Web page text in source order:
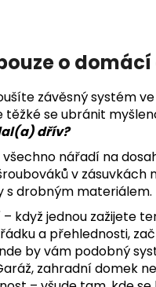
o
závěsný systém
těžké se ubránit
dřív?
nářadí na
v zásuvkách
s drobným materiálem.
když jednou zažijete
a přehlednosti,
by vám podobný
zahradní domek